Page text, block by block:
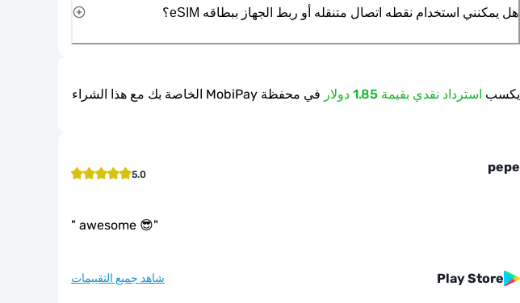
هل يمكنني استخدام نقطه اتصال متنقله أو ربط الجهاز ببطاقه eSIM؟
يكسب استرداد نقدي بقيمة 1.85 دولار في محفظة MobiPay الخاصة بك مع هذا الشراء
pepe
5.0
" awesome 😎"
Play Store شاهد جميع التقييمات